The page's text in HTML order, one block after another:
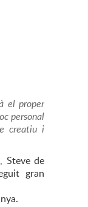
el proper
personal
creatiu i
Steve de
gran